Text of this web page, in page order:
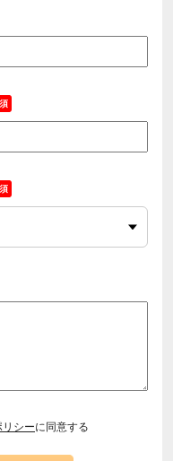
シーに同意する